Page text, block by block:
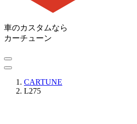
車のカスタムなら
カーチューン
CARTUNE
L275